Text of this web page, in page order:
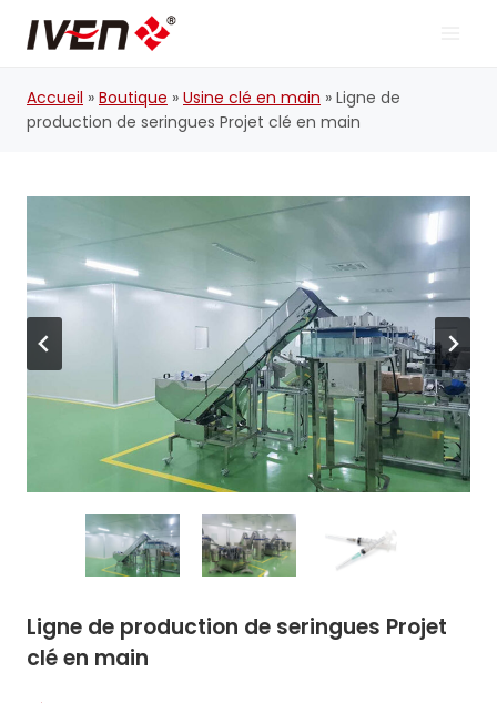
content
Accueil » Boutique » Usine clé en main » Ligne de
production de seringues Projet clé en main
Ligne de production de seringues Projet
clé en main